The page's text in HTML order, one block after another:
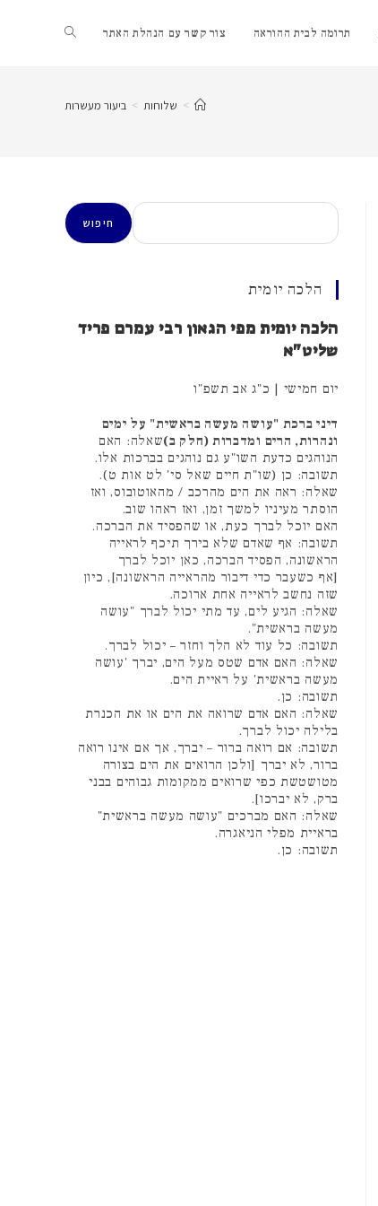
תרומה לבית ההוראה צור קשר עם הנהלת האתר Toggle
website > שלוחות > ביעור מעשרות
חיפוש
חיפוש
הלכה יומית
הלכה יומית מפי הגאון רבי עמרם פריד
שליט"א
יום חמישי | כ"ג אב תשפ"ו
דיני ברכת "עושה מעשה בראשית" על ימים
ונהרות, הרים ומדברות (חלק ב)שאלה: האם
הנוהגים כדעת השו"ע גם נוהגים בברכות אלו.
תשובה: כן (שו"ת חיים שאל סי' לט אות ט).
שאלה: ראה את הים מהרכב / מהאוטובוס, ואז
הוסתר מעיניו למשך זמן, ואז ראהו שוב.
האם יוכל לברך כעת, או שהפסיד את הברכה.
תשובה: אף שאדם שלא בירך תיכף לראייה
הראשונה, הפסיד הברכה, כאן יוכל לברך
[אף כשעבר כדי דיבור מהראייה הראשונה], כיון
שזה נחשב לראייה אחת ארוכה.
שאלה: הגיע לים, עד מתי יכול לברך "עושה
מעשה בראשית".
תשובה: כל עוד לא הלך וחזר – יכול לברך.
שאלה: האם אדם שטס מעל הים, יברך 'עושה
מעשה בראשית' על ראיית הים.
תשובה: כן.
שאלה: האם אדם שרואה את הים או את הכנרת
בלילה יכול לברך.
תשובה: אם רואה ברור – יברך, אך אם אינו רואה
ברור, לא יברך [ולכן הרואים את הים בצורה
מטושטשת כפי שרואים ממקומות גבוהים בבני
ברק, לא יברכו].
שאלה: האם מברכים "עושה מעשה בראשית"
בראיית מפלי הניאגרה.
תשובה: כן.